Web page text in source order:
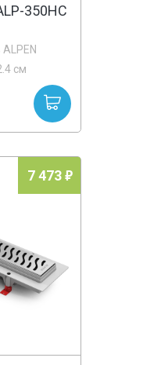
350HC
см
7 473